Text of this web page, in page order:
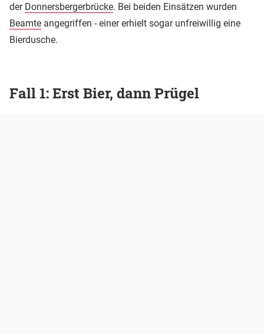
der Donnersbergerbrücke. Bei beiden Einsätzen wurden
Beamte angegriffen - einer erhielt sogar unfreiwillig eine
Bierdusche.
Fall 1: Erst Bier, dann Prügel